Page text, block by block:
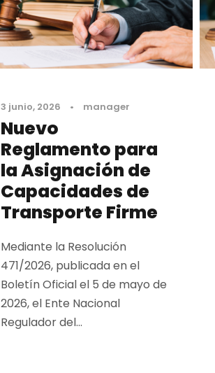
3 junio, 2026 • manager
Nuevo
Reglamento para
la Asignación de
Capacidades de
Transporte Firme
Mediante la Resolución
471/2026, publicada en el
Boletín Oficial el 5 de mayo de
2026, el Ente Nacional
Regulador del...